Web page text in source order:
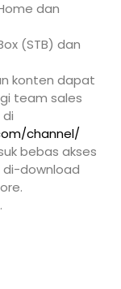
dan
(STB) dan
konten dapat
team sales
channel/
bebas akses
di-download